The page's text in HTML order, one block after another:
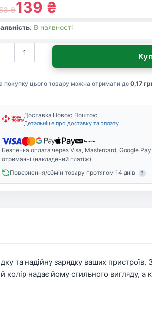
₴139 ₴
В наявності
покупку цього товару можна отримати до 0,17
2,1A
Доставка Новою Поштою
Детальніше про доставку та оплату
Безпечна оплата через Visa, Mastercard, Google
отриманні (накладений платіж)
Повернення/обмін товару протягом 14 днів
?
та надійну зарядку ваших пристроїв.
надає йому стильного вигляду, а